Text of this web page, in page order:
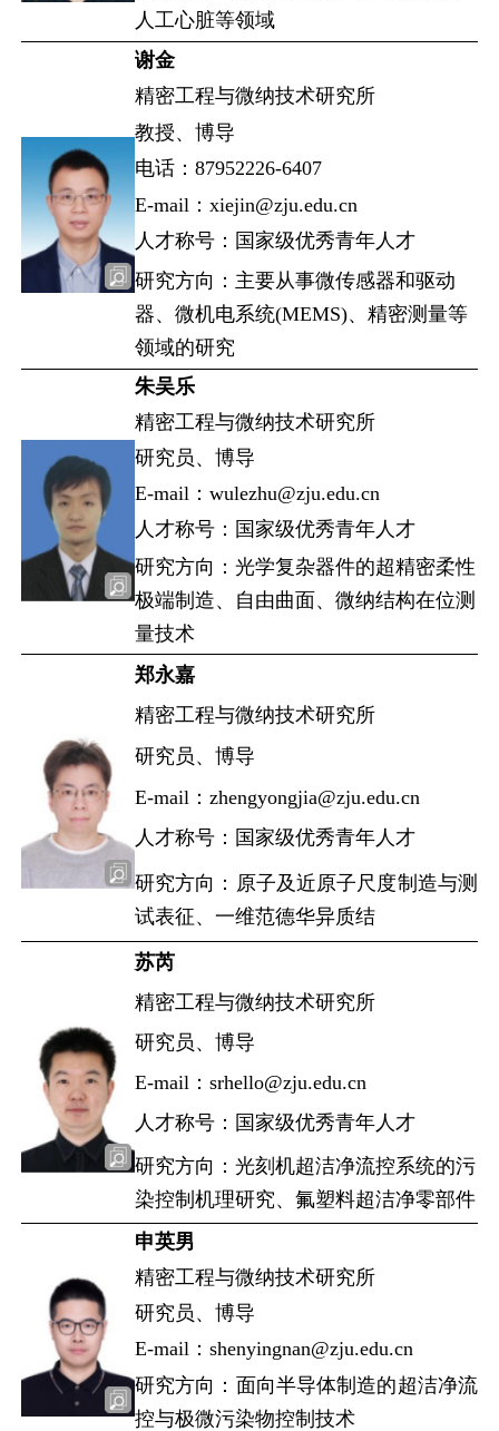
人工心脏等领域
谢金
精密工程与微纳技术研究所
教授、博导
电话：87952226-6407
E-mail：xiejin@zju.edu.cn
人才称号：国家级优秀青年人才
研究方向：主要从事微传感器和驱动
器、微机电系统(MEMS)、精密测量等
领域的研究
朱吴乐
精密工程与微纳技术研究所
研究员、博导
E-mail：wulezhu@zju.edu.cn
人才称号：国家级优秀青年人才
研究方向：光学复杂器件的超精密柔性
极端制造、自由曲面、微纳结构在位测
量技术
郑永嘉
精密工程与微纳技术研究所
研究员、博导
E-mail：zhengyongjia@zju.edu.cn
人才称号：国家级优秀青年人才
研究方向：原子及近原子尺度制造与测
试表征、一维范德华异质结
苏芮
精密工程与微纳技术研究所
研究员、博导
E-mail：srhello@zju.edu.cn
人才称号：国家级优秀青年人才
研究方向：光刻机超洁净流控系统的污
染控制机理研究、氟塑料超洁净零部件
申英男
精密工程与微纳技术研究所
研究员、博导
E-mail：shenyingnan@zju.edu.cn
研究方向：面向半导体制造的超洁净流
控与极微污染物控制技术